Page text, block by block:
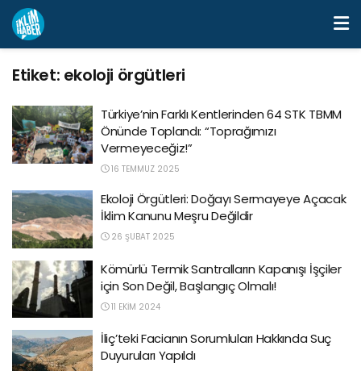
Etiket: ekoloji örgütleri
Türkiye’nin Farklı Kentlerinden 64 STK TBMM
Önünde Toplandı: “Toprağımızı
Vermeyeceğiz!”
16 TEMMUZ 2025
Ekoloji Örgütleri: Doğayı Sermayeye Açacak
İklim Kanunu Meşru Değildir
26 ŞUBAT 2025
Kömürlü Termik Santralların Kapanışı İşçiler
için Son Değil, Başlangıç Olmalı!
11 EKIM 2024
İliç’teki Facianın Sorumluları Hakkında Suç
Duyuruları Yapıldı